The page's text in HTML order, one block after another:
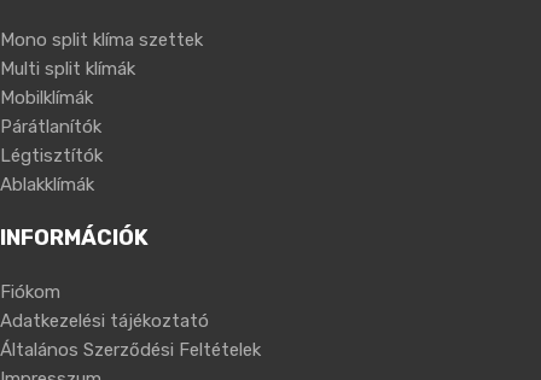
Mono split klíma szettek
Multi split klímák
Mobilklímák
Párátlanítók
Légtisztítók
Ablakklímák
INFORMÁCIÓK
Fiókom
Adatkezelési tájékoztató
Általános Szerződési Feltételek